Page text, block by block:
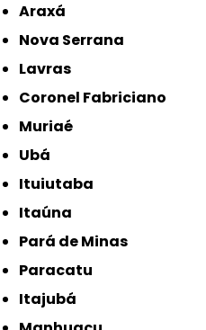
Araxá
Nova Serrana
Lavras
Coronel Fabriciano
Muriaé
Ubá
Ituiutaba
Itaúna
Pará de Minas
Paracatu
Itajubá